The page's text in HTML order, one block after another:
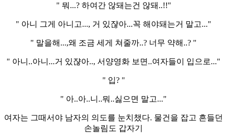
" 뭐...? 하여간 않돼는건 않돼..!!"
" 아니 그게 아니고..., 거 있쟎아...꼭 해야돼는거 말고..."
" 말을해...,왜 조금 세게 쳐줄까..? 너무 약해..? "
" 아니..아니...거 있쟎아.., 서양영화 보면..여자들이 입으로..."
" 입? "
" 아..아..니..뭐..싫으면 말고..."
여자는 그때서야 남자의 의도를 눈치챘다. 물건을 잡고 흔들던
손놀림도 갑자기